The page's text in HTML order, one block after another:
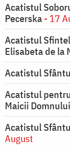
Acatistul
Pecerska- 17
Acatistul
Elisabeta de la
Acatistul
Acatistul
Maicii
Acatistul
August